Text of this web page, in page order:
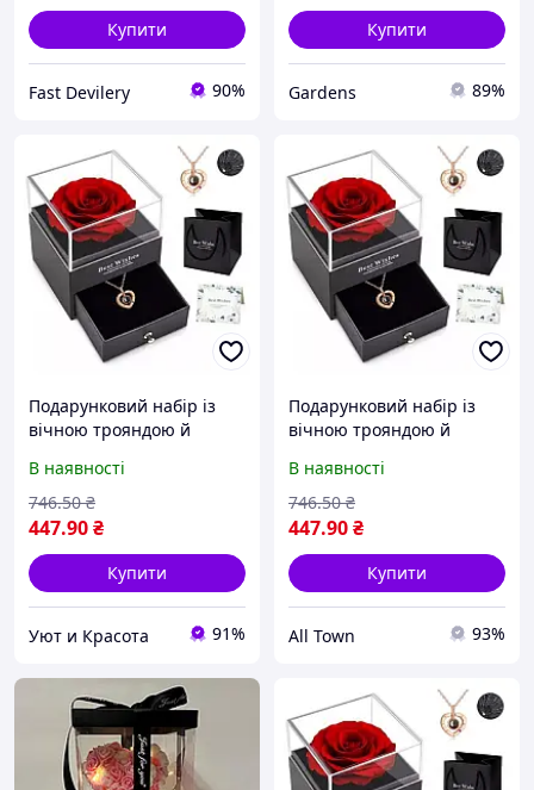
Купити
Fast Devilery 90%
Купити
Gardens 89%
Подарунковий набір із
вічною трояндою й
в коробці з шухлядою
Романтичний подарунок
для жінок
В наявності
447.90₴
746.50 ₴
Купити
Уют и Красота 91%
Подарунковий набір із
вічною трояндою й
в коробці з шухлядою
Романтичний подарунок
для жінок
В наявності
447.90₴
746.50 ₴
Купити
All Town 93%